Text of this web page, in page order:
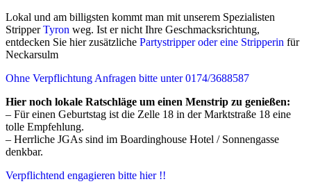
Lokal und am billigsten kommt man mit unserem Spezialisten
StripperTyron weg. Ist er nicht Ihre Geschmacksrichtung,
entdecken Sie hier zusätzliche Partystripper oder eine Stripperin für
Neckarsulm
Ohne Verpflichtung Anfragen bitte unter 0174/3688587
Hier noch lokale Ratschläge um einen Menstrip zu genießen:
– Für einen Geburtstag ist die Zelle 18 in derMarktstraße 18 eine
tolle Empfehlung.
– Herrliche JGAs sind im Boardinghouse Hotel / Sonnengasse
denkbar.
Verpflichtend engagieren bitte hier !!